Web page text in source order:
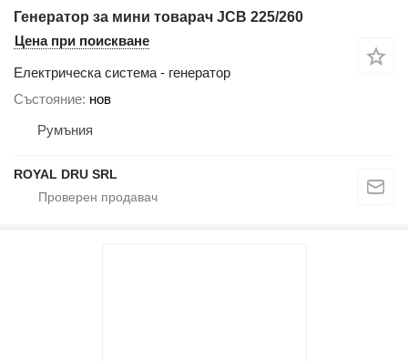
Генератор за мини товарач JCB 225/260
Цена при поискване
Електрическа система - генератор
Състояние нов
Румъния
ROYAL DRU SRL